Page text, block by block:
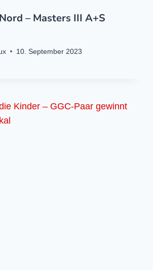
– Masters III A+S
10. September 2023